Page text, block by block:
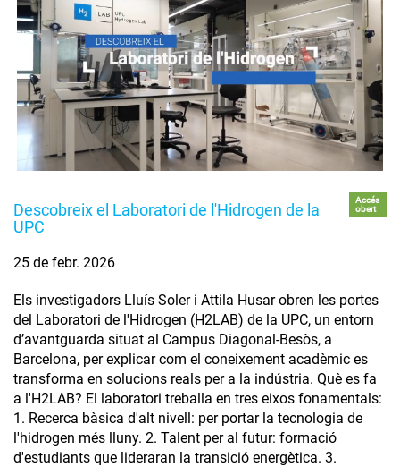
Descobreix el Laboratori de l'Hidrogen de la
UPC
Accés
obert
25 de febr. 2026
Els investigadors Lluís Soler i Attila Husar obren les portes
del Laboratori de l'Hidrogen (H2LAB) de la UPC, un entorn
d’avantguarda situat al Campus Diagonal-Besòs, a
Barcelona, per explicar com el coneixement acadèmic es
transforma en solucions reals per a la indústria. Què es fa
a l'H2LAB? El laboratori treballa en tres eixos fonamentals:
1. Recerca bàsica d'alt nivell: per portar la tecnologia de
l'hidrogen més lluny. 2. Talent per al futur: formació
d'estudiants que lideraran la transició energètica. 3.